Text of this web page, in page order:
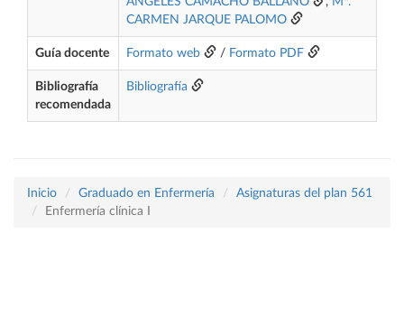
CARMEN JARQUE PALOMO
Guía docente Formato web / Formato PDF
Bibliografía
recomendada
Bibliografía
Inicio Graduado en Enfermería
Asignaturas del plan 561
Enfermería clínica I